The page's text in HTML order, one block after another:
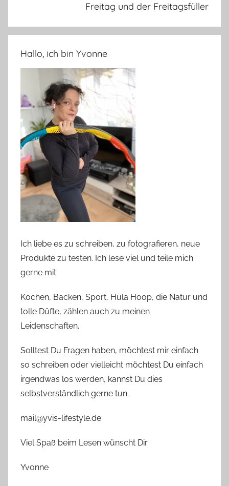
Freitag und der Freitagsfüller
Hallo, ich bin Yvonne
Ich liebe es zu schreiben, zu fotografieren, neue
Produkte zu testen. Ich lese viel und teile mich
gerne mit.
Kochen, Backen, Sport, Hula Hoop, die Natur und
tolle Düfte, zählen auch zu meinen
Leidenschaften.
Solltest Du Fragen haben, möchtest mir einfach
so schreiben oder vielleicht möchtest Du einfach
irgendwas los werden, kannst Du dies
selbstverständlich gerne tun.
mail@yvis-lifestyle.de
Viel Spaß beim Lesen wünscht Dir
Yvonne